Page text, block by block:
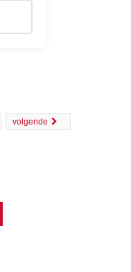
volgende